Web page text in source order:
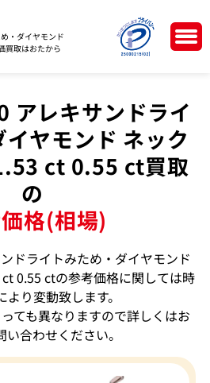
・ダイヤモンド
買取はおたから
レキサンドライ
イヤモンド ネック
ct 0.55 ct買取
の
格(相場)
ドライトみため・ダイヤモンド
0.55 ctの参考価格に関しては時
より変動致します。
ても異なりますので詳しくはお
い合わせください。